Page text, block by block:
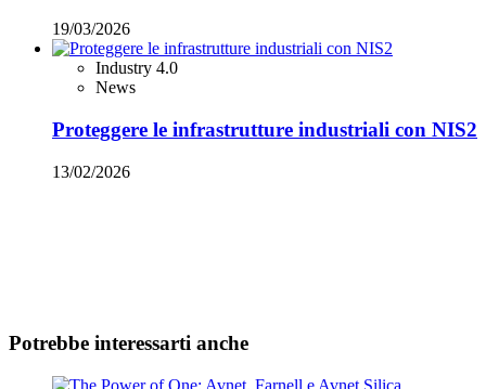
19/03/2026
Industry 4.0
News
Proteggere le infrastrutture industriali con NIS2
13/02/2026
Potrebbe interessarti anche